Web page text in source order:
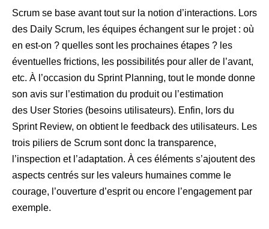
Scrum se base avant tout sur la notion d’interactions. Lors
des Daily Scrum, les équipes échangent sur le projet : où
en est-on ? quelles sont les prochaines étapes ? les
éventuelles frictions, les possibilités pour aller de l’avant,
etc. À l’occasion du Sprint Planning, tout le monde donne
son avis sur l’estimation du produit ou l’estimation
des User Stories (besoins utilisateurs). Enfin, lors du
Sprint Review, on obtient le feedback des utilisateurs. Les
trois piliers de Scrum sont donc la transparence,
l’inspection et l’adaptation. À ces éléments s’ajoutent des
aspects centrés sur les valeurs humaines comme le
courage, l’ouverture d’esprit ou encore l’engagement par
exemple.